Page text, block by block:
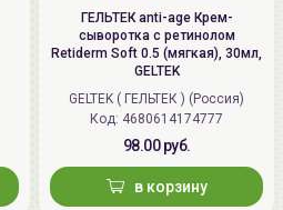
ГЕЛЬТЕК anti-age Крем-
сыворотка с ретинолом
Retiderm Soft 0.5 (мягкая), 30мл,
GELTEK
GELTEK ( ГЕЛЬТЕК ) (Россия)
Код: 4680614174777
98.00 руб.
в корзину